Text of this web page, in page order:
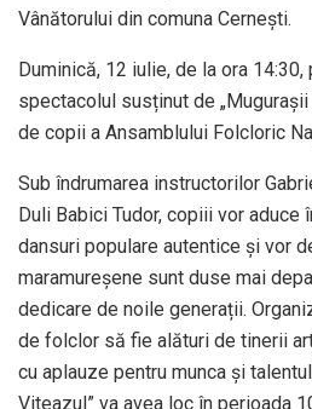
Vânătorului din comuna Cernești.
Duminică, 12 iulie, de la ora
spectacolul susținut de „Mugurașii
de copii a Ansamblului Folcloric
Sub îndrumarea instructorilor
Duli Babici Tudor, copiii vor
dansuri populare autentice și vor
maramureșene sunt duse mai
dedicare de noile generații.
de folclor să fie alături de tinerii
cu aplauze pentru munca și
Viteazul” va avea loc în perioada